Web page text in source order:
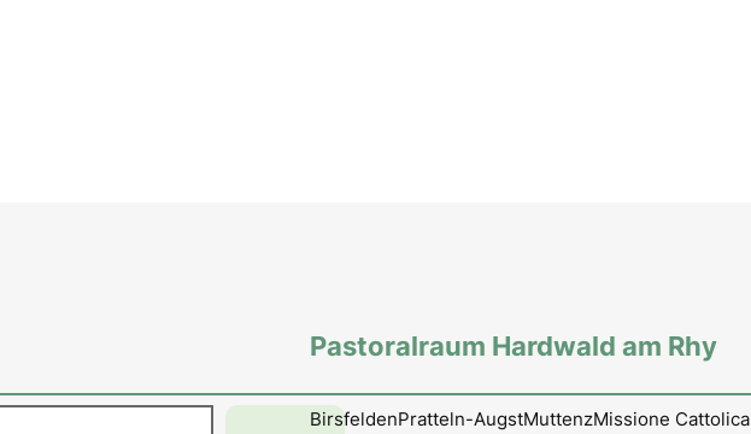
Pastoralraum Hardwald am Rhy
BirsfeldenPratteln-AugstMuttenzMissione Cattolica